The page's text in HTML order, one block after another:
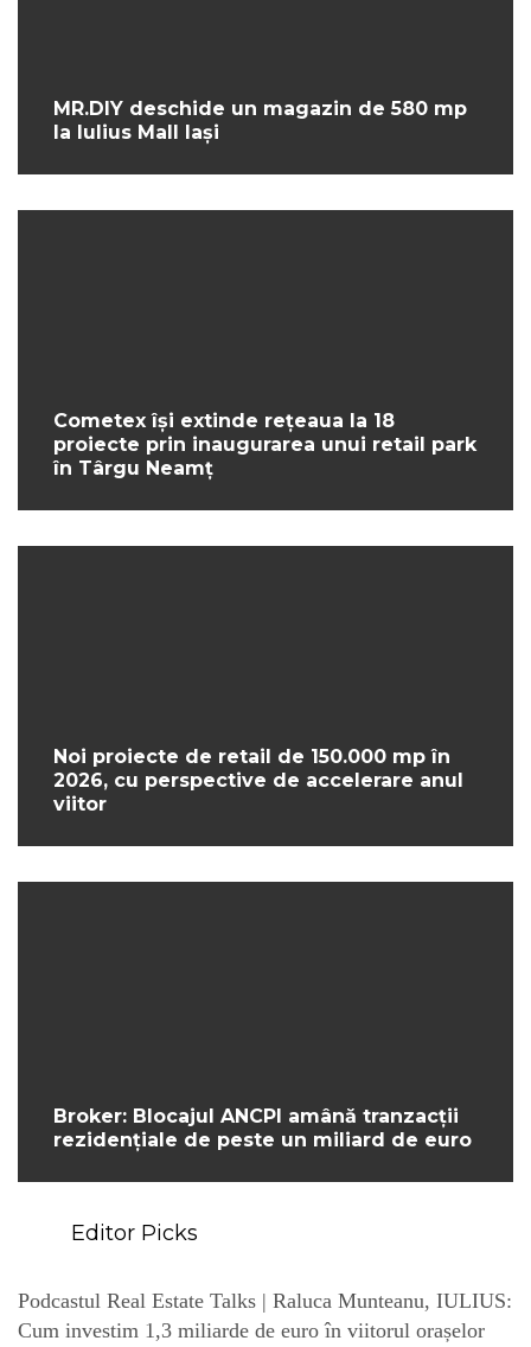
MR.DIY deschide un magazin de 580 mp
la Iulius Mall Iași
Cometex își extinde rețeaua la 18
proiecte prin inaugurarea unui retail park
în Târgu Neamț
Noi proiecte de retail de 150.000 mp în
2026, cu perspective de accelerare anul
viitor
Broker: Blocajul ANCPI amână tranzacții
rezidențiale de peste un miliard de euro
Editor Picks
Podcastul Real Estate Talks | Raluca Munteanu, IULIUS:
Cum investim 1,3 miliarde de euro în viitorul orașelor